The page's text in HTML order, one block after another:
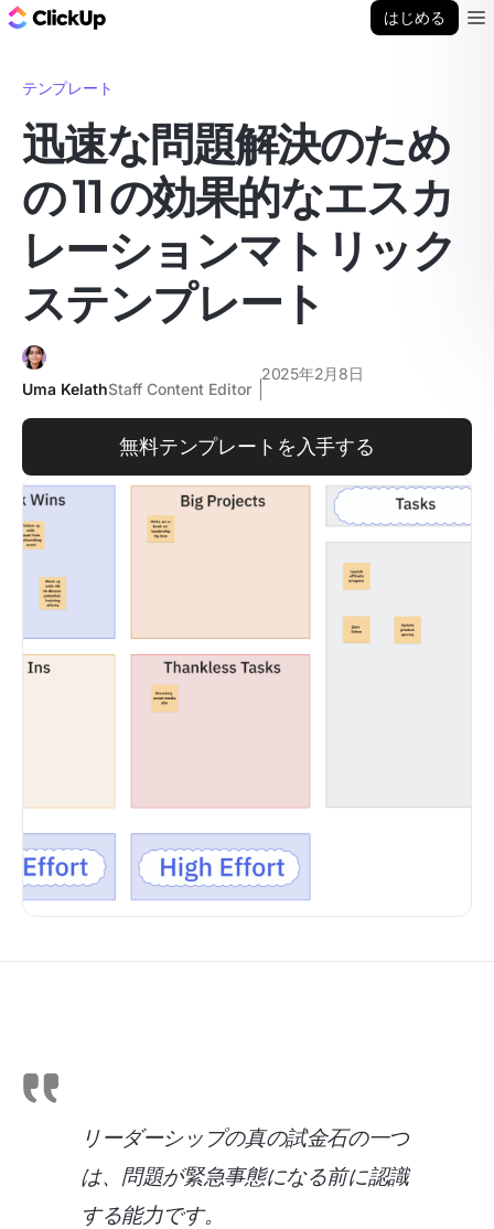
はじめる
テンプレート
迅速な問題解決のため
の 11 の効果的なエスカ
レーションマトリック
ステンプレート
Uma KelathStaff Content Editor
2025年2月8日
無料テンプレートを入手する
リーダーシップの真の試金石の一つ
は、問題が緊急事態になる前に認識
する能力です。